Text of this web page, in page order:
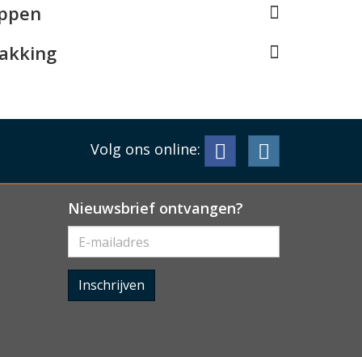
Volg ons online:
Nieuwsbrief ontvangen?
Inschrijven